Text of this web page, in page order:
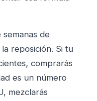
semanas de
reposición. Si tu
comprarás
es un número
mezclarás